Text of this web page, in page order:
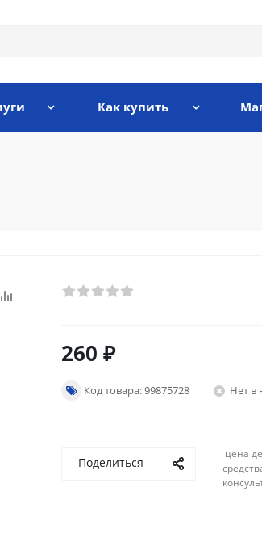
Как купить
260 ₽
Код товара: 99875728 Нет в
Поделиться
цена